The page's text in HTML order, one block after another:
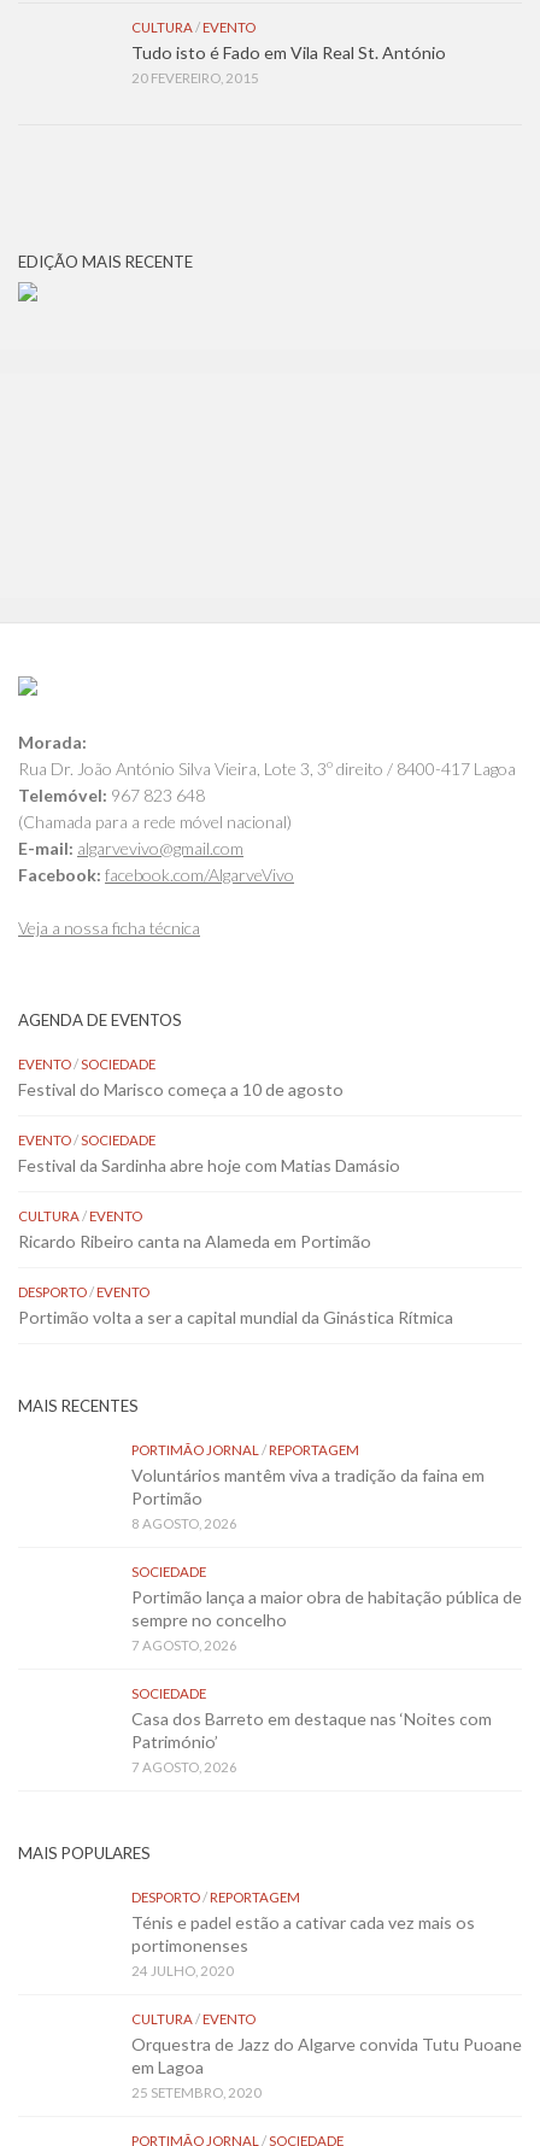
CULTURA/ EVENTO
Tudo isto é Fado em Vila Real St. António
20 FEVEREIRO, 2015
EDIÇÃO MAIS RECENTE
Morada:
Rua Dr. João António Silva Vieira, Lote 3, 3º direito / 8400-417 Lagoa
Telemóvel: 967 823 648
(Chamada para a rede móvel nacional)
E-mail: algarvevivo@gmail.com
Facebook: facebook.com/AlgarveVivo
Veja a nossa ficha técnica
AGENDA DE EVENTOS
EVENTO/SOCIEDADE
Festival do Marisco começa a 10 de agosto
EVENTO/SOCIEDADE
Festival da Sardinha abre hoje com Matias Damásio
CULTURA/EVENTO
Ricardo Ribeiro canta na Alameda em Portimão
DESPORTO/EVENTO
Portimão volta a ser a capital mundial da Ginástica Rítmica
MAIS RECENTES
PORTIMÃO JORNAL /REPORTAGEM
Voluntários mantêm viva a tradição da faina em
Portimão
8 AGOSTO, 2026
SOCIEDADE
Portimão lança a maior obra de habitação pública de
sempre no concelho
7 AGOSTO, 2026
SOCIEDADE
Casa dos Barreto em destaque nas ‘Noites com
Património’
7 AGOSTO, 2026
MAIS POPULARES
DESPORTO/REPORTAGEM
Ténis e padel estão a cativar cada vez mais os
portimonenses
24 JULHO, 2020
CULTURA/EVENTO
Orquestra de Jazz do Algarve convida Tutu Puoane
em Lagoa
25 SETEMBRO, 2020
PORTIMÃO JORNAL /SOCIEDADE